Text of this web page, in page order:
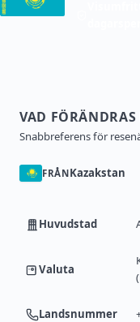
VAD
Snabbreferens för
FRÅNKazakstan
Huvudstad
Valuta
Landsnummer